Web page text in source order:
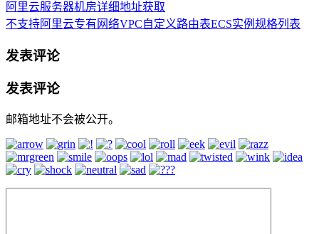
阿里云服务器机房详细地址获取
不支持阿里云专有网络VPC自定义路由表ECS实例规格列表
发表评论
发表评论
邮箱地址不会被公开。